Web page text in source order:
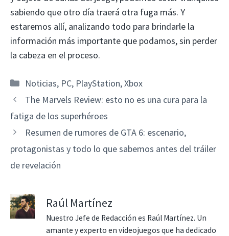
sabiendo que otro día traerá otra fuga más. Y
estaremos allí, analizando todo para brindarle la
información más importante que podamos, sin perder
la cabeza en el proceso.
Categorías
Noticias, PC, PlayStation,Xbox
The Marvels Review: esto no es una cura para la
fatiga de los superhéroes
Resumen de rumores de GTA 6: escenario,
protagonistas y todo lo que sabemos antes del tráiler
de revelación
Raúl Martínez
Nuestro Jefe de Redacción es Raúl Martínez. Un
amante y experto en videojuegos que ha dedicado